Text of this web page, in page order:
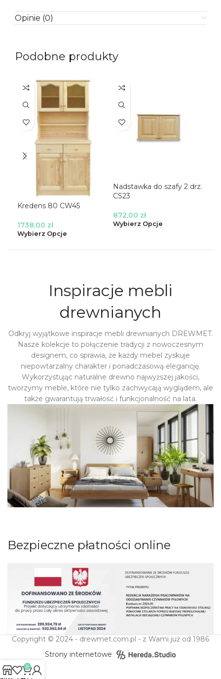
Opinie (0)
Podobne produkty
Kredens 80 CW45
1738,00 zł
Wybierz Opcje
Nadstawka do szafy 2 drz.
CS23
872,00 zł
Wybierz Opcje
Inspiracje mebli
drewnianych
Odkryj wyjątkowe inspiracje mebli drewnianych DREWMET.
Nasze kolekcje to połączenie tradycji z nowoczesnym
designem, co sprawia, że każdy mebel zyskuje
niepowtarzalny charakter i ponadczasową elegancję.
Wykorzystując naturalne drewno najwyższej jakości,
tworzymy meble, które nie tylko zachwycają wyglądem, ale
także gwarantują trwałość i funkcjonalność na lata.
Bezpieczne płatności online
Copyright © 2024 - drewmet.com.pl - z Wami już od 1986
Strony internetowe
0